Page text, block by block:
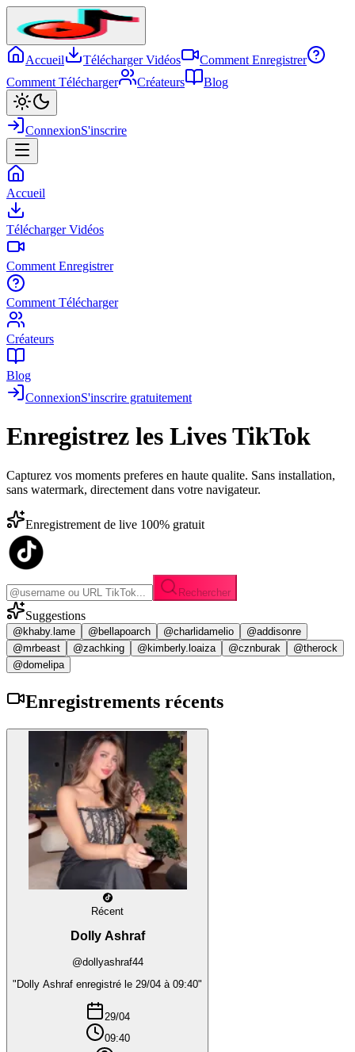
Accueil Télécharger Vidéos
Comment Enregistrer
Comment Télécharger
Créateurs Blog
ConnexionS'inscrire
Accueil
Télécharger Vidéos
Comment Enregistrer
Comment Télécharger
Créateurs
Blog
ConnexionS'inscrire gratuitement
Enregistrez les Lives TikTok
Capturez vos moments preferes en haute qualite. Sans installation,
sans watermark, directement dans votre navigateur.
Enregistrement de live 100% gratuit
Rechercher
Suggestions
@khaby.lame @bellapoarch @charlidamelio
@addisonre
@mrbeast
@zachking @kimberly.loaiza @cznburak
@therock
@domelipa
Enregistrements récents
Récent
Dolly Ashraf
@dollyashraf44
"Dolly Ashraf enregistré le 29/04 à 09:40"
29/04
09:40